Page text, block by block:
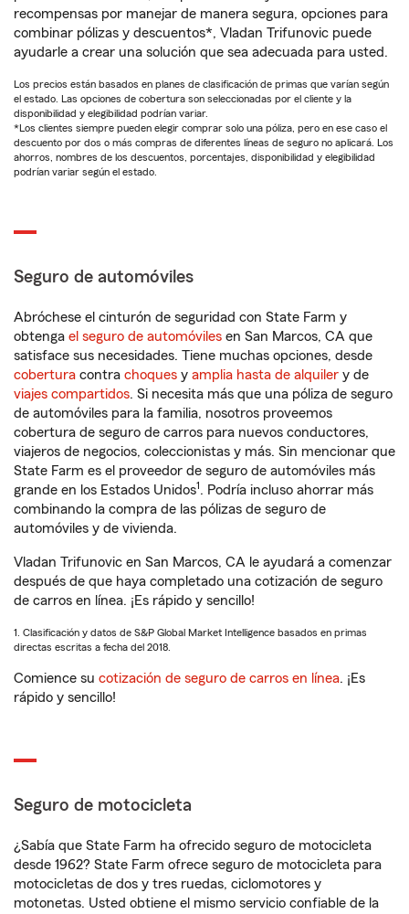
recompensas por manejar de manera segura, opciones para
combinar pólizas y descuentos*, Vladan Trifunovic puede
ayudarle a crear una solución que sea adecuada para usted.
Los precios están basados en planes de clasificación de primas que varían según
el estado. Las opciones de cobertura son seleccionadas por el cliente y la
disponibilidad y elegibilidad podrían variar.
*Los clientes siempre pueden elegir comprar solo una póliza, pero en ese caso el
descuento por dos o más compras de diferentes líneas de seguro no aplicará. Los
ahorros, nombres de los descuentos, porcentajes, disponibilidad y elegibilidad
podrían variar según el estado.
Seguro de automóviles
Abróchese el cinturón de seguridad con State Farm y
obtenga el seguro de automóviles en San Marcos, CA que
satisface sus necesidades. Tiene muchas opciones, desde
cobertura contra choques y amplia hasta de alquiler y de
viajes compartidos. Si necesita más que una póliza de seguro
de automóviles para la familia, nosotros proveemos
cobertura de seguro de carros para nuevos conductores,
viajeros de negocios, coleccionistas y más. Sin mencionar que
State Farm es el proveedor de seguro de automóviles más
grande en los Estados Unidos1 . Podría incluso ahorrar más
combinando la compra de las pólizas de seguro de
automóviles y de vivienda.
Vladan Trifunovic en San Marcos, CA le ayudará a comenzar
después de que haya completado una cotización de seguro
de carros en línea. ¡Es rápido y sencillo!
1. Clasificación y datos de S&P Global Market Intelligence basados en primas
directas escritas a fecha del 2018.
Comience su cotización de seguro de carros en línea. ¡Es
rápido y sencillo!
Seguro de motocicleta
¿Sabía que State Farm ha ofrecido seguro de motocicleta
desde 1962? State Farm ofrece seguro de motocicleta para
motocicletas de dos y tres ruedas, ciclomotores y
motonetas. Usted obtiene el mismo servicio confiable de la